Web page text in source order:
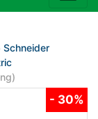
- 30%